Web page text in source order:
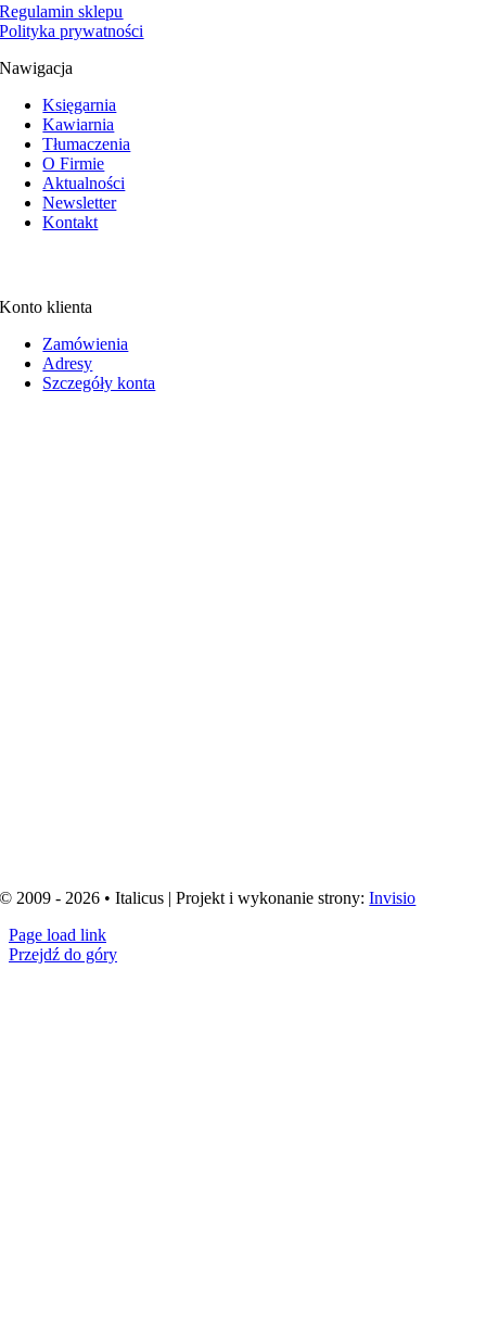
Regulamin sklepu
Polityka prywatności
Nawigacja
Księgarnia
Kawiarnia
Tłumaczenia
O Firmie
Aktualności
Newsletter
Kontakt
Konto klienta
Zamówienia
Adresy
Szczegóły konta
© 2009 - 2026 • Italicus | Projekt i wykonanie strony:Invisio
Page load link
Przejdź do góry